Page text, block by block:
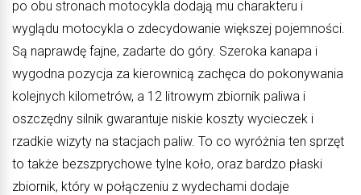
po obu stronach motocykla dodają mu charakteru i
wyglądu motocykla o zdecydowanie większej pojemności.
Są naprawdę fajne, zadarte do góry. Szeroka kanapa i
wygodna pozycja za kierownicą zachęca do pokonywania
kolejnych kilometrów, a 12 litrowym zbiornik paliwa i
oszczędny silnik gwarantuje niskie koszty wycieczek i
rzadkie wizyty na stacjach paliw. To co wyróżnia ten sprzęt
to także bezszprychowe tylne koło, oraz bardzo płaski
zbiornik, który w połączeniu z wydechami dodaje